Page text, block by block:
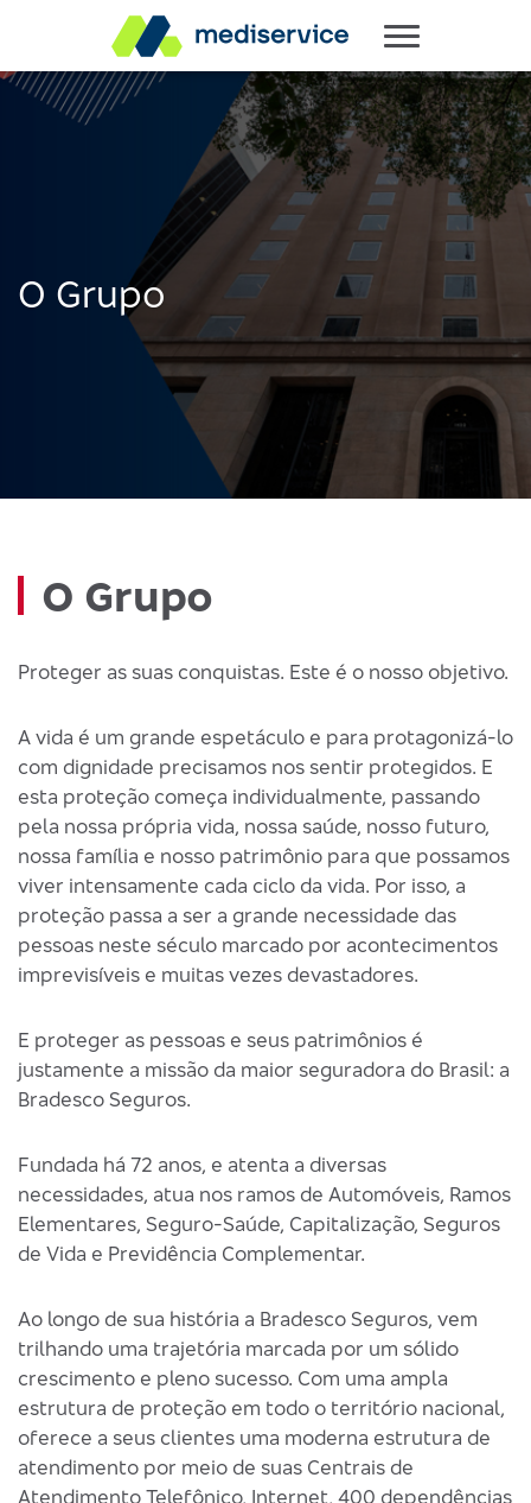
O Grupo
O Grupo
Proteger as suas conquistas. Este é o nosso objetivo.
A vida é um grande espetáculo e para protagonizá-lo
com dignidade precisamos nos sentir protegidos. E
esta proteção começa individualmente, passando
pela nossa própria vida, nossa saúde, nosso futuro,
nossa família e nosso patrimônio para que possamos
viver intensamente cada ciclo da vida. Por isso, a
proteção passa a ser a grande necessidade das
pessoas neste século marcado por acontecimentos
imprevisíveis e muitas vezes devastadores.
E proteger as pessoas e seus patrimônios é
justamente a missão da maior seguradora do Brasil: a
Bradesco Seguros.
Fundada há 72 anos, e atenta a diversas
necessidades, atua nos ramos de Automóveis, Ramos
Elementares, Seguro-Saúde, Capitalização, Seguros
de Vida e Previdência Complementar.
Ao longo de sua história a Bradesco Seguros, vem
trilhando uma trajetória marcada por um sólido
crescimento e pleno sucesso. Com uma ampla
estrutura de proteção em todo o território nacional,
oferece a seus clientes uma moderna estrutura de
atendimento por meio de suas Centrais de
Atendimento Telefônico, Internet, 400 dependências